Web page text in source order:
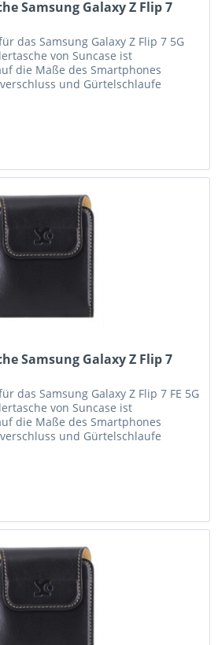
Samsung Galaxy Z Flip 7
das Samsung Galaxy Z Flip 7 5G
von Suncase ist
die Maße des Smartphones
und Gürtelschlaufe
Samsung Galaxy Z Flip 7
das Samsung Galaxy Z Flip 7 FE 5G
von Suncase ist
die Maße des Smartphones
und Gürtelschlaufe